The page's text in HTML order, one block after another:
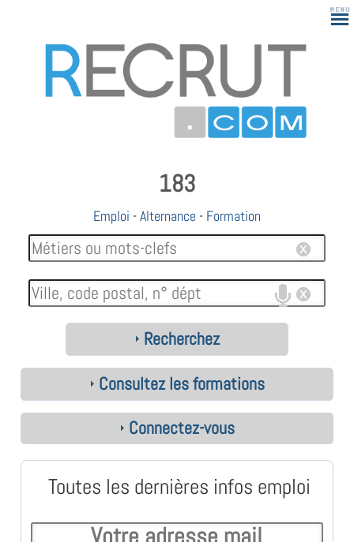
183
Emploi -Alternance - Formation
Recherchez
Consultez les formations
Connectez-vous
Toutes les dernières infos emploi